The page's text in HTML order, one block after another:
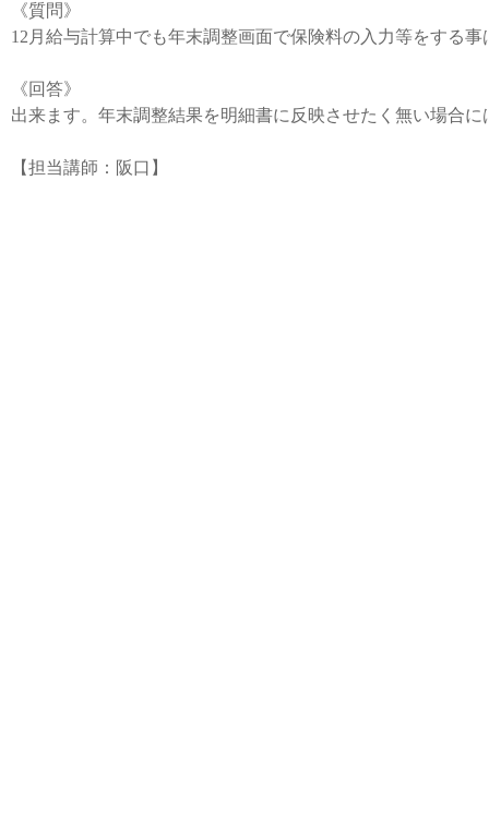
《質問》
12月給与計算中でも年末調整画面で保険料の入力等をする事
《回答》
出来ます。年末調整結果を明細書に反映させたく無い場合
【担当講師：阪口】